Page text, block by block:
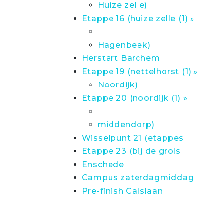
Huize zelle)
Etappe 16 (huize zelle (1) »
Hagenbeek)
Herstart Barchem
Etappe 19 (nettelhorst (1) »
Noordijk)
Etappe 20 (noordijk (1) »
middendorp)
Wisselpunt 21 (etappes
Etappe 23 (bij de grols
Enschede
Campus zaterdagmiddag
Pre-finish Calslaan